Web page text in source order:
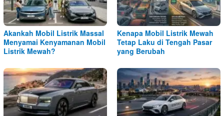
Akankah Mobil Listrik Massal
Menyamai Kenyamanan Mobil
Listrik Mewah?
Kenapa Mobil Listrik Mewah
Tetap Laku di Tengah Pasar
yang Berubah